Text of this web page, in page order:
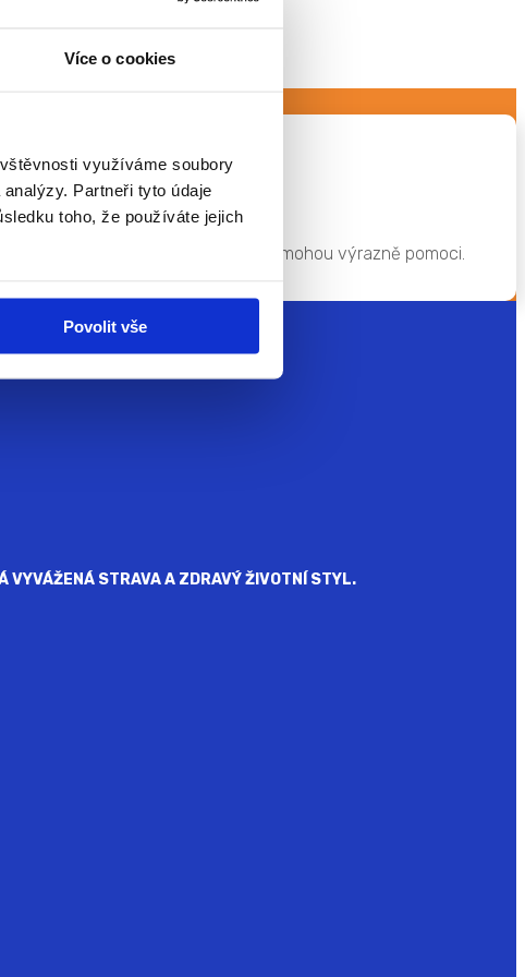
Více o cookies
využíváme soubory
Partneři tyto údaje
toho, že používáte jejich
Povolit vše
jsme pro vás 7 tipů, které mohou výrazně pomoci.
VYVÁŽENÁ STRAVA A ZDRAVÝ ŽIVOTNÍ STYL.